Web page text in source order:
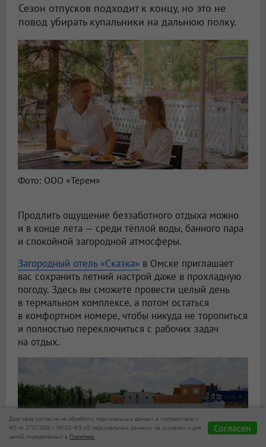
Сезон отпусков подходит к концу, но это не
повод убирать купальники на дальнюю полку.
Фото: ООО «Терем»
Продлить ощущение беззаботного отдыха можно
и в конце лета — среди тёплой воды, банного пара
и спокойной загородной атмосферы.
Загородный отель «Сказка» в Омске приглашает
вас сохранить летний настрой даже в прохладную
погоду. Здесь вы сможете провести целый день
в термальном комплексе, а потом остаться
в комфортном номере, чтобы никуда не торопиться
и полностью переключиться с рабочих задач
на отдых.
Даю своё согласие на обработку персональных данных в соответствии с
ФЗ от 27.07.2006 г. №152-ФЗ «О персональных данных» на условиях и для
целей, определённых в Политике.
Согласен